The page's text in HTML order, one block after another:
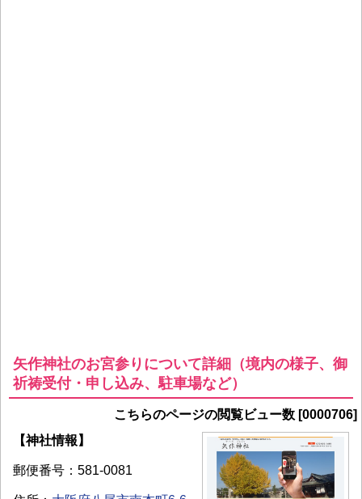
矢作神社のお宮参りについて詳細（境内の様子、御
祈祷受付・申し込み、駐車場など）
こちらのページの閲覧ビュー数 [0000706]
【神社情報】
郵便番号：581-0081